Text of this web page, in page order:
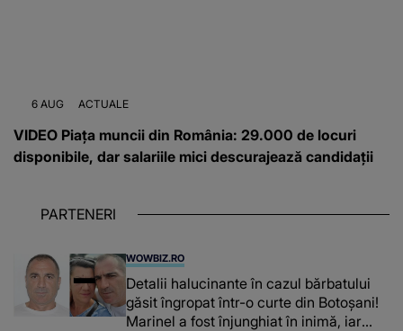
6 AUG ACTUALE
VIDEO Piața muncii din România: 29.000 de locuri
disponibile, dar salariile mici descurajează candidații
PARTENERI
WOWBIZ.RO
Detalii halucinante în cazul bărbatului
găsit îngropat într-o curte din Botoșani!
Marinel a fost înjunghiat în inimă, iar